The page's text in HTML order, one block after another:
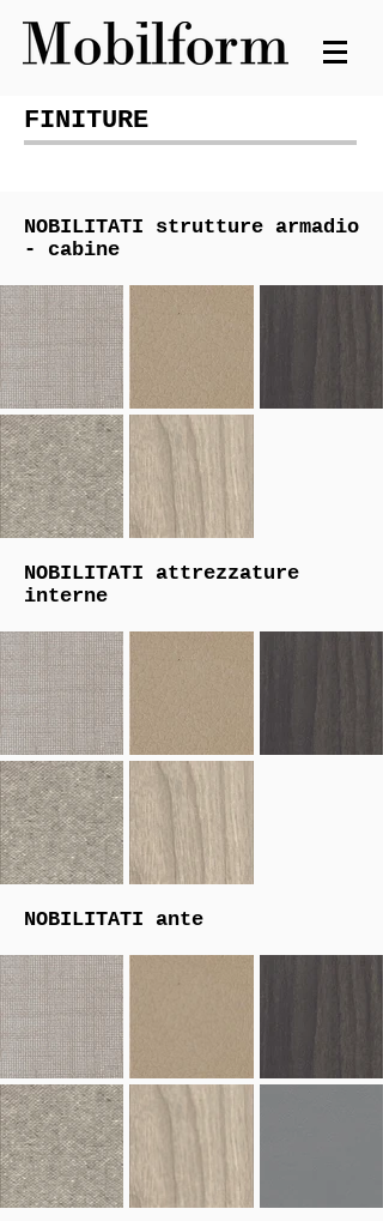
FINITURE
NOBILITATI strutture armadio
- cabine
NOBILITATI attrezzature
interne
NOBILITATI ante